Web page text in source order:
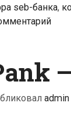
seb-банка,
admin